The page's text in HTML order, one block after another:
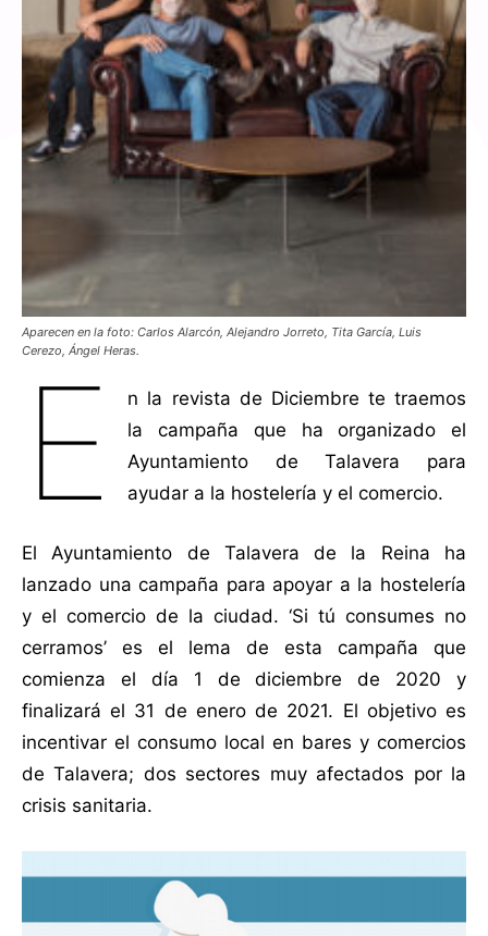
Aparecen en la foto: Carlos Alarcón, Alejandro Jorreto, Tita García, Luis
Cerezo, Ángel Heras.
E
n la revista de Diciembre te traemos
la campaña que ha organizado el
Ayuntamiento de Talavera para
ayudar a la hostelería y el comercio.
El Ayuntamiento de Talavera de la Reina ha
lanzado una campaña para apoyar a la hostelería
y el comercio de la ciudad. ‘Si tú consumes no
cerramos’ es el lema de esta campaña que
comienza el día 1 de diciembre de 2020 y
finalizará el 31 de enero de 2021. El objetivo es
incentivar el consumo local en bares y comercios
de Talavera; dos sectores muy afectados por la
crisis sanitaria.